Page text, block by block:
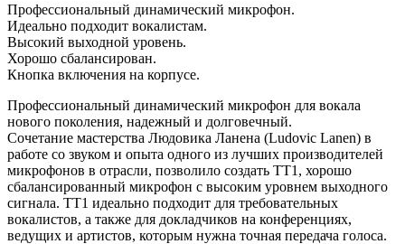
Профессиональный динамический микрофон.
Идеально подходит вокалистам.
Высокий выходной уровень.
Хорошо сбалансирован.
Кнопка включения на корпусе.
Профессиональный динамический микрофон для вокала
нового поколения, надежный и долговечный.
Сочетание мастерства Людовика Ланена (Ludovic Lanen) в
работе со звуком и опыта одного из лучших производителей
микрофонов в отрасли, позволило создать TT1, хорошо
сбалансированный микрофон с высоким уровнем выходного
сигнала. TT1 идеально подходит для требовательных
вокалистов, а также для докладчиков на конференциях,
ведущих и артистов, которым нужна точная передача голоса.